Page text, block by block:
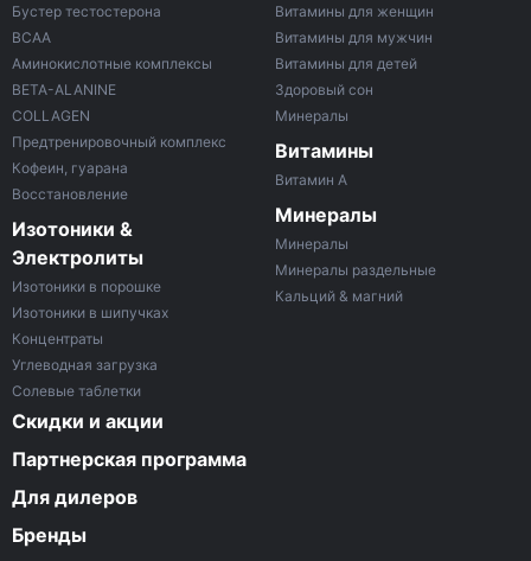
Бустер тестостерона
ВСАА
Аминокислотные комплексы
BETA-ALANINE
COLLAGEN
Предтренировочный комплекс
Кофеин, гуарана
Восстановление
Изотоники &
Электролиты
Изотоники в порошке
Изотоники в шипучках
Концентраты
Углеводная загрузка
Солевые таблетки
Витамины для женщин
Витамины для мужчин
Витамины для детей
Здоровый сон
Минералы
Витамины
Витамин A
Минералы
Минералы
Минералы раздельные
Кальций & магний
Скидки и акции
Партнерская программа
Для дилеров
Бренды